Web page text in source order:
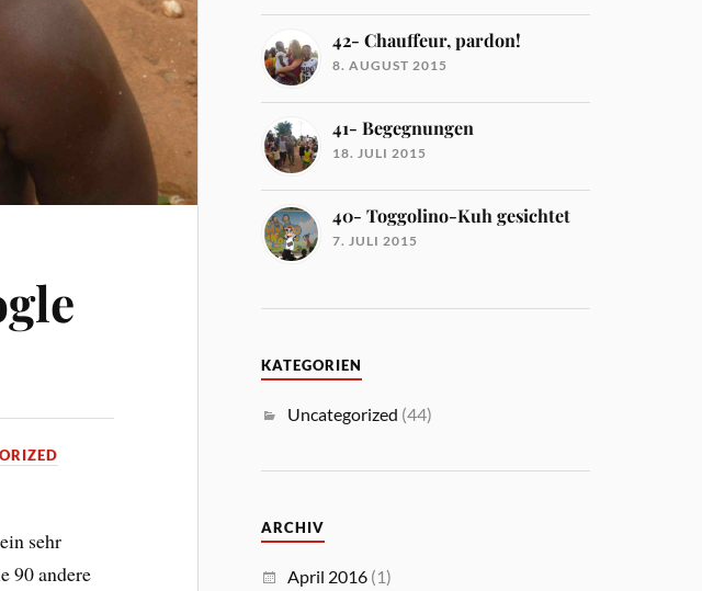
sehr
90 andere
42- Chauffeur, pardon!
8. AUGUST 2015
41- Begegnungen
18. JULI 2015
40- Toggolino-Kuh gesichtet
7. JULI 2015
KATEGORIEN
Uncategorized (44)
ARCHIV
April 2016 (1)